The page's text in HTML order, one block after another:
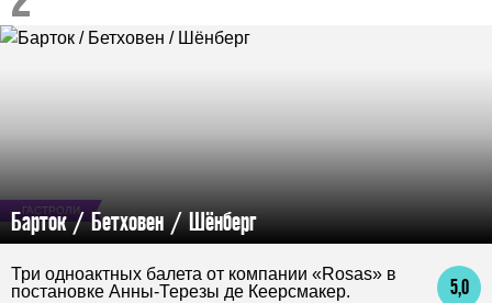
ГАСТРОЛИ
Барток / Бетховен / Шёнберг
5,0
Три одноактных балета от компании «Rosas» в
постановке Анны-Терезы де Кеерсмакер.